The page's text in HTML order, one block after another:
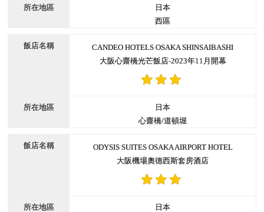
日本
西區
CANDEO HOTELS OSAKA SHINSAIBASHI
大阪心齋橋光芒飯店-2023年11月開幕
日本
心齋橋/道頓堀
ODYSIS SUITES OSAKA AIRPORT HOTEL
大阪機場奧德西斯套房酒店
日本